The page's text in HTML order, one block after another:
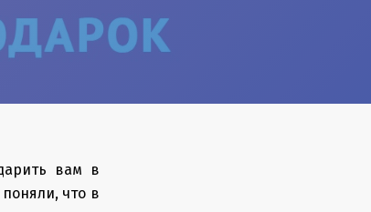
вам в
что в